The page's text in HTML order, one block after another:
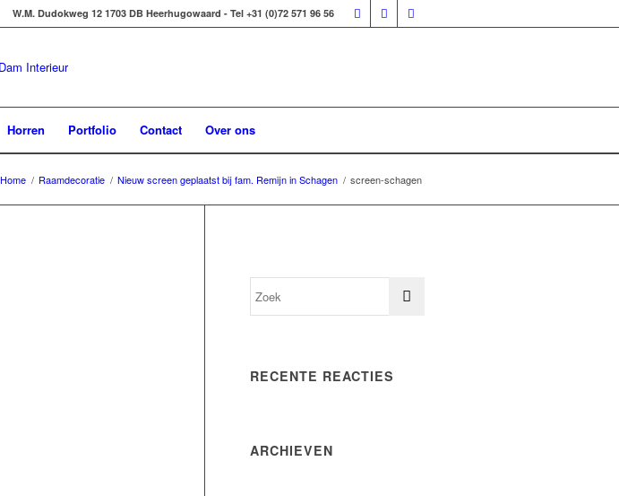
W.M. Dudokweg 12 1703 DB Heerhugowaard - Tel +31 (0)72 571 96 56
Horren Portfolio Contact Over ons
Home / Raamdecoratie / Nieuw screen geplaatst bij fam. Remijn in Schagen / screen-schagen
RECENTE REACTIES
ARCHIEVEN